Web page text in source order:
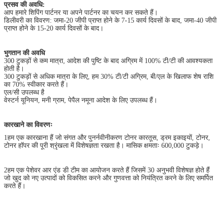
प्रसव की अवधि:
आप हमारे शिपिंग पार्टनर या अपने पार्टनर का चयन कर सकते हैं।
डिलीवरी का विवरण: जमा-20 जीपी प्राप्त होने के 7-15 कार्य दिवसों के बाद, जमा-40 जीपी
प्राप्त होने के 15-20 कार्य दिवसों के बाद।
भुगतान की अवधि
300 टुकड़ों से कम मात्रा, आदेश की पुष्टि के बाद अग्रिम में 100% टी/टी की आवश्यकता
होती है।
300 टुकड़ों से अधिक मात्रा के लिए, हम 30% टी/टी अग्रिम, बी/एल के खिलाफ शेष राशि
का 70% स्वीकार करते हैं।
एल/सी उपलब्ध है
वेस्टर्न यूनियन, मनी ग्राम, पेपैल नमूना आदेश के लिए उपलब्ध हैं।
कारखाने का विवरणः
1हम एक कारखाना हैं जो संगत और पुनर्नवीनीकरण टोनर कारतूस, ड्रम इकाइयों, टोनर,
टोनर हॉपर की पूरी श्रृंखला में विशेषज्ञता रखता है। मासिक क्षमताः 600,000 टुकड़े।
2हम एक पेशेवर आर एंड डी टीम का आयोजन करते हैं जिसमें 30 अनुभवी विशेषज्ञ होते हैं
जो खुद को नए उत्पादों को विकसित करने और गुणवत्ता को नियंत्रित करने के लिए समर्पित
करते हैं।